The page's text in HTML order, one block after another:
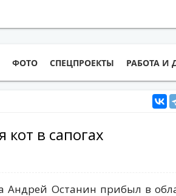
ФОТО СПЕЦПРОЕКТЫ РАБОТА И
кот в сапогах
Андрей Останин прибыл в